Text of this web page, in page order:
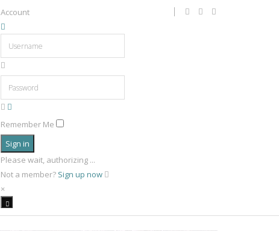
Account
Remember Me
Sign in
Please wait, authorizing ...
Not a member? Sign up now
×